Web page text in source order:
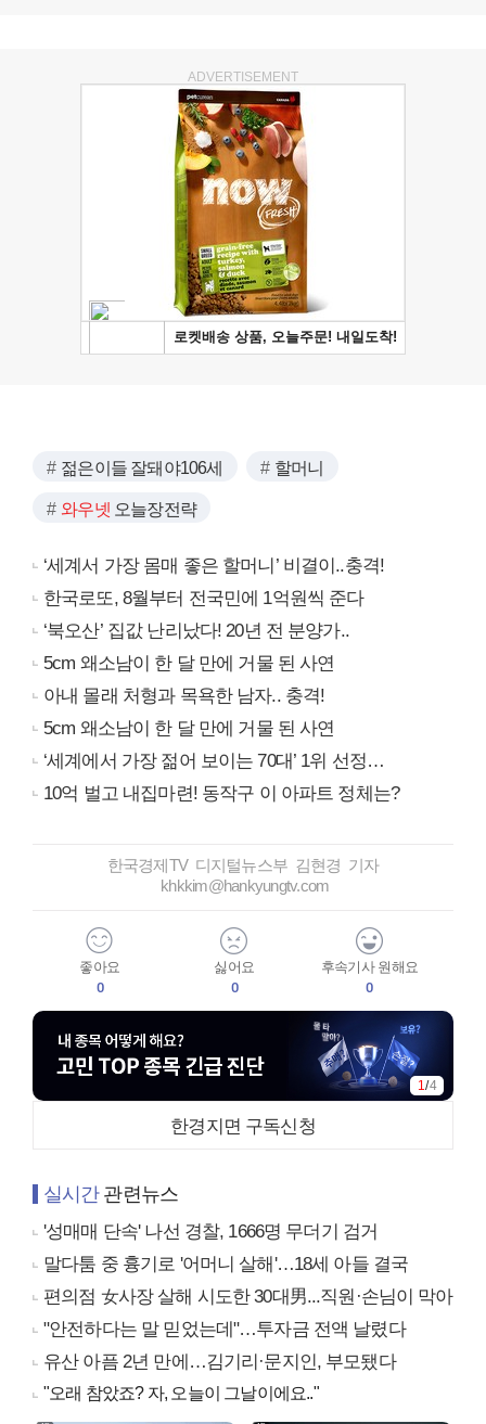
ADVERTISEMENT
젊은이들 잘돼야106세 할머니
와우넷 오늘장전략
‘세계서 가장 몸매 좋은 할머니’ 비결이..충격!
한국로또, 8월부터 전국민에 1억원씩 준다
‘북오산’ 집값 난리났다! 20년 전 분양가..
5cm 왜소남이 한 달 만에 거물 된 사연
아내 몰래 처형과 목욕한 남자.. 충격!
5cm 왜소남이 한 달 만에 거물 된 사연
‘세계에서 가장 젊어 보이는 70대’ 1위 선정…
10억 벌고 내집마련! 동작구 이 아파트 정체는?
한국경제TV 디지털뉴스부 김현경 기자
khkkim@hankyungtv.com
좋아요
0
싫어요
0
후속기사 원해요
0
1/4
한경지면 구독신청
실시간관련뉴스
'성매매 단속' 나선 경찰, 1666명 무더기 검거
말다툼 중 흉기로 '어머니 살해'…18세 아들 결국
편의점 女사장 살해 시도한 30대男...직원·손님이 막아
"안전하다는 말 믿었는데"…투자금 전액 날렸다
유산 아픔 2년 만에…김기리·문지인, 부모됐다
"오래 참았죠? 자, 오늘이 그날이에요.."